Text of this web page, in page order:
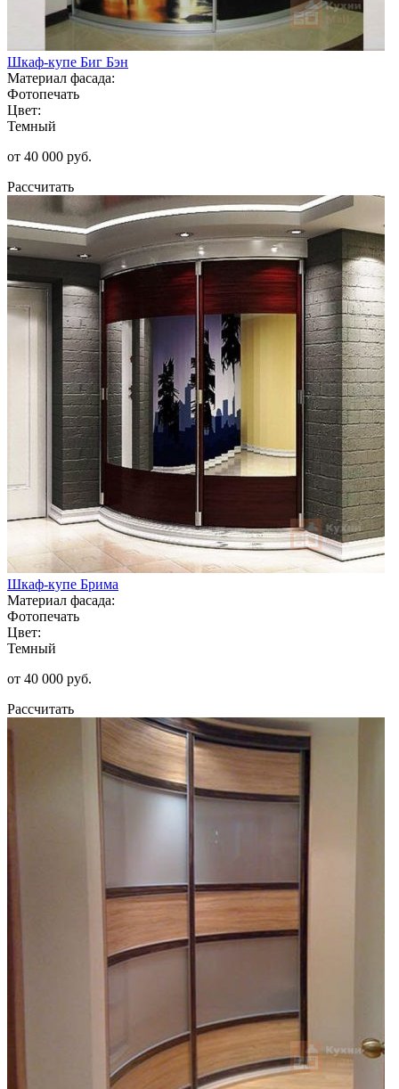
Шкаф-купе Биг Бэн
Материал фасада:
Фотопечать
Цвет:
Темный
от 40 000 руб.
Рассчитать
Шкаф-купе Брима
Материал фасада:
Фотопечать
Цвет:
Темный
от 40 000 руб.
Рассчитать